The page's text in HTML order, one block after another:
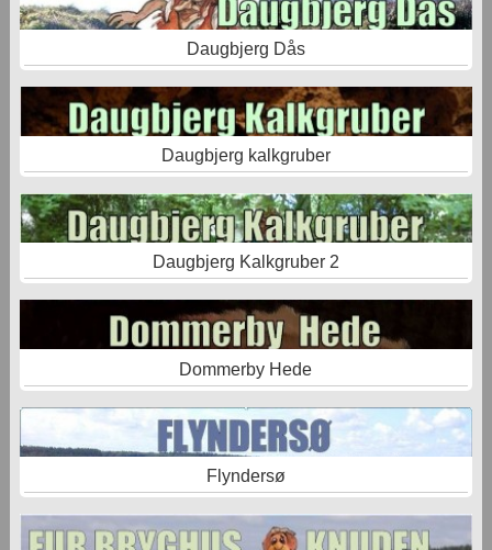
Daugbjerg Dås
Daugbjerg kalkgruber
Daugbjerg Kalkgruber 2
Dommerby Hede
Flyndersø